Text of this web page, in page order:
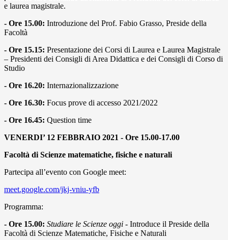
e laurea magistrale.
- Ore 15.00: Introduzione del Prof. Fabio Grasso, Preside della
Facoltà
- Ore 15.15: Presentazione dei Corsi di Laurea e Laurea Magistrale
– Presidenti dei Consigli di Area Didattica e dei Consigli di Corso di
Studio
- Ore 16.20: Internazionalizzazione
- Ore 16.30: Focus prove di accesso 2021/2022
- Ore 16.45: Question time
VENERDI’ 12 FEBBRAIO 2021 - Ore 15.00-17.00
Facoltà di Scienze matematiche, fisiche e naturali
Partecipa all’evento con Google meet:
meet.google.com/jkj-vniu-yfb
Programma:
- Ore 15.00: Studiare le Scienze oggi - Introduce il Preside della
Facoltà di Scienze Matematiche, Fisiche e Naturali